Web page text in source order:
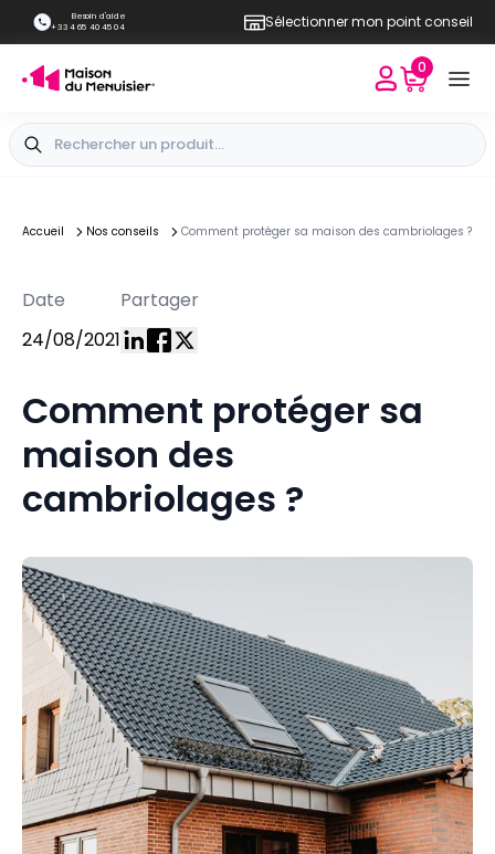
Besoin d'aide
+33 4 65 40 45 04
Sélectionner mon point conseil
0
Accueil Nos conseils Comment protéger sa maison des cambriolages ?
Date
24/08/2021
Partager
Comment protéger sa
maison des
cambriolages ?